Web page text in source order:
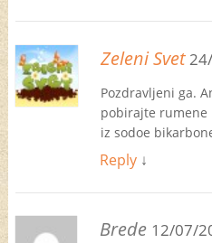
Zeleni Svet
Pozdravljeni ga.
pobirajte rumene
iz sodoe
Reply ↓
Brede 12/07/